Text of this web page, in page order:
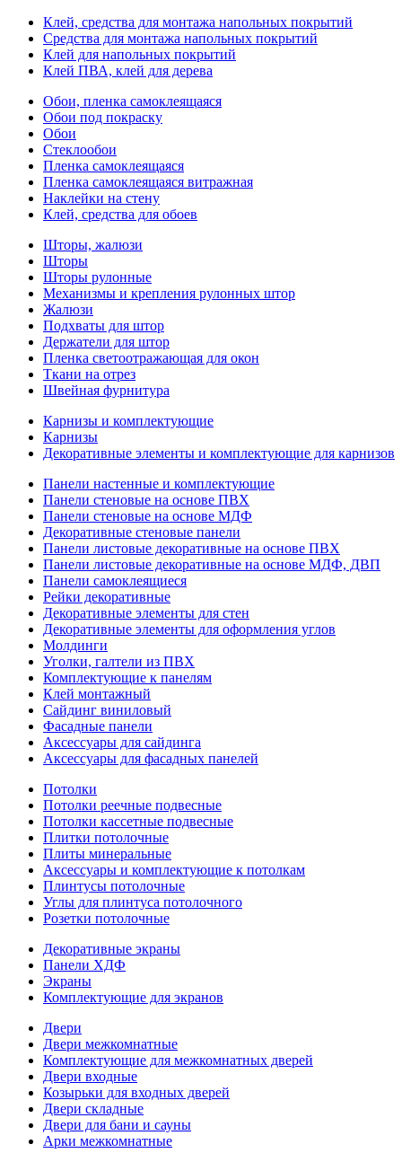
Клей, средства для монтажа напольных покрытий
Средства для монтажа напольных покрытий
Клей для напольных покрытий
Клей ПВА, клей для дерева
Обои, пленка самоклеящаяся
Обои под покраску
Обои
Стеклообои
Пленка самоклеящаяся
Пленка самоклеящаяся витражная
Наклейки на стену
Клей, средства для обоев
Шторы, жалюзи
Шторы
Шторы рулонные
Механизмы и крепления рулонных штор
Жалюзи
Подхваты для штор
Держатели для штор
Пленка светоотражающая для окон
Ткани на отрез
Швейная фурнитура
Карнизы и комплектующие
Карнизы
Декоративные элементы и комплектующие для карнизов
Панели настенные и комплектующие
Панели стеновые на основе ПВХ
Панели стеновые на основе МДФ
Декоративные стеновые панели
Панели листовые декоративные на основе ПВХ
Панели листовые декоративные на основе МДФ, ДВП
Панели самоклеящиеся
Рейки декоративные
Декоративные элементы для стен
Декоративные элементы для оформления углов
Молдинги
Уголки, галтели из ПВХ
Комплектующие к панелям
Клей монтажный
Сайдинг виниловый
Фасадные панели
Аксессуары для сайдинга
Аксессуары для фасадных панелей
Потолки
Потолки реечные подвесные
Потолки кассетные подвесные
Плитки потолочные
Плиты минеральные
Аксессуары и комплектующие к потолкам
Плинтусы потолочные
Углы для плинтуса потолочного
Розетки потолочные
Декоративные экраны
Панели ХДФ
Экраны
Комплектующие для экранов
Двери
Двери межкомнатные
Комплектующие для межкомнатных дверей
Двери входные
Козырьки для входных дверей
Двери складные
Двери для бани и сауны
Арки межкомнатные